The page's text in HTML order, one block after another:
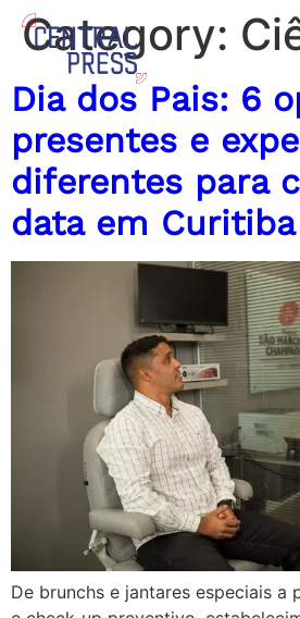
Category:
Dia dos Pais: 6
presentes e
diferentes para
data em Curitiba
De brunchs e jantares especiais a